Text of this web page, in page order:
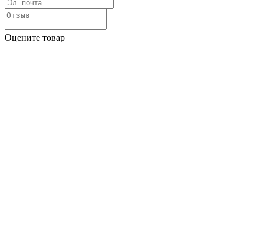
Оцените товар